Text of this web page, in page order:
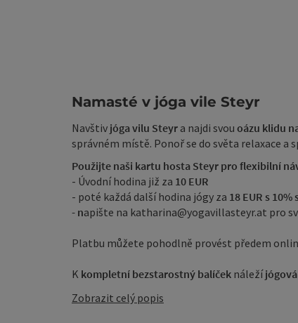
Namasté v jóga vile Steyr
Navštiv jóga vilu Steyr a najdi svou oázu klidu
správném místě. Ponoř se do světa relaxace a
Použijte naši kartu hosta Steyr pro flexibilní
- Úvodní hodina již za 10 EUR
- poté každá další hodina jógy za 18 EUR s 10%
- napište na katharina@yogavillasteyr.at pro
Platbu můžete pohodlně provést předem
K kompletní bezstarostný balíček náleží
Zobrazit celý popis